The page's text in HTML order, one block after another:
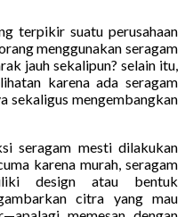
terpikir suatu perusahaan
menggunakan seragam
jauh sekalipun? selain itu,
karena ada seragam
sekaligus mengembangkan
seragam mesti dilakukan
karena murah, seragam
design atau bentuk
citra yang mau